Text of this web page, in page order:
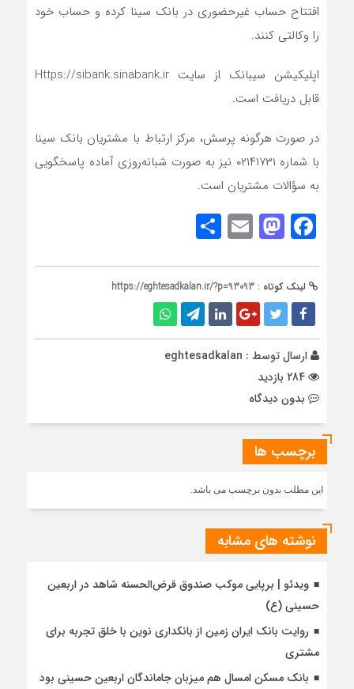
افتتاح حساب غیرحضوری در بانک سینا کرده و حساب خود
را وکالتی کنند.
اپلیکیشن سیبانک از سایت Https://sibank.sinabank.ir
قابل دریافت است.
در صورت هرگونه پرسش، مرکز ارتباط با مشتریان بانک سینا
با شماره ۰۲۱۴۱۷۳۱ نیز به صورت شبانه‌روزی آماده پاسخگویی
به سؤالات مشتریان است.
Facebook
Mastodon
Email
لینک کوتاه : https://eghtesadkalan.ir/?p=93093
ارسال توسط : eghtesadkalan
بدون دیدگاه
برچسب ها
این مطلب بدون برچسب می باشد.
نوشته های مشابه
ویدئو | برپایی موکب صندوق قرض‌الحسنه شاهد در اربعین
حسینی (ع)
روایت بانک ایران زمین از بانکداری نوین با خلق تجربه برای
مشتری
بانک مسکن امسال هم میزبان جاماندگان اربعین حسینی بود